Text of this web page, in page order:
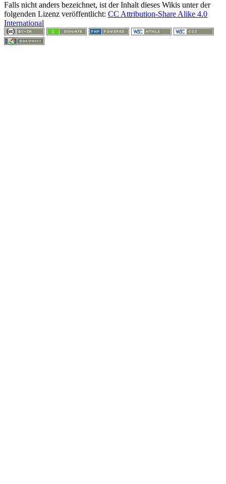
Falls nicht anders bezeichnet, ist der Inhalt dieses Wikis unter der
folgenden Lizenz veröffentlicht: CC Attribution-Share Alike 4.0
International